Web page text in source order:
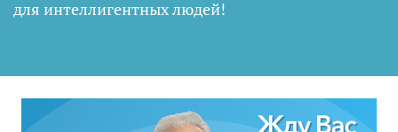
для интеллигентных людей!